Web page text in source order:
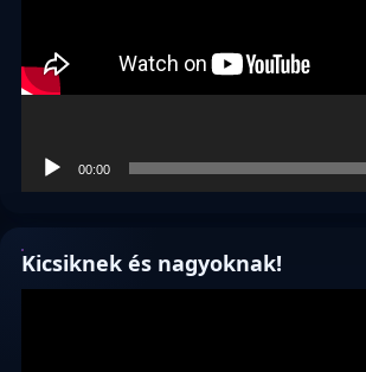
00:00
Kicsiknek és nagyoknak!